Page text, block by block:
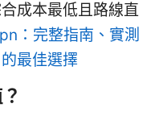
成本最低且路線直
：完整指南、實測
最佳選擇